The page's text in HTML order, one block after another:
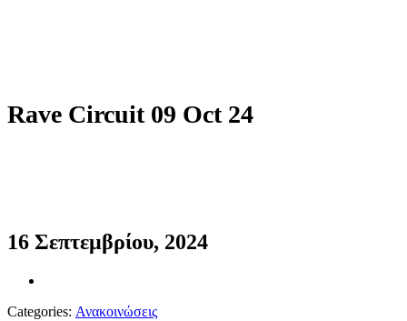
Rave Circuit 09 Oct 24
16 Σεπτεμβρίου, 2024
Categories: Ανακοινώσεις